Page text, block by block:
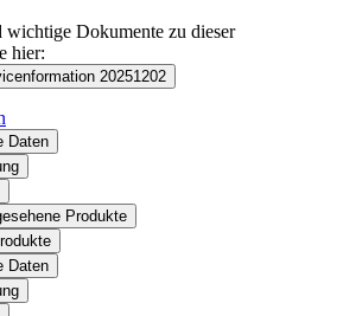
wichtige Dokumente zu dieser
hier:
20251202
Daten
Produkte
Daten